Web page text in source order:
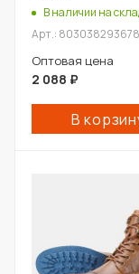
В наличии на
Арт.: 803038293678
Оптовая цена
2 088 ₽
В